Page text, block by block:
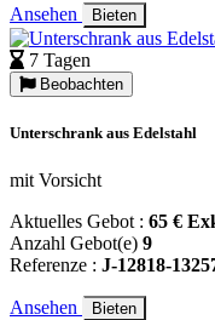
Ansehen Bieten
7 Tagen
Beobachten
Unterschrank aus Edelstahl
mit Vorsicht
Aktuelles Gebot : 65 €
Anzahl Gebot(e) 9
Referenze : J-12818-
Ansehen Bieten